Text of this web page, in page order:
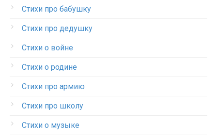
Стихи про бабушку
Стихи про дедушку
Стихи о войне
Стихи о родине
Стихи про армию
Стихи про школу
Стихи о музыке